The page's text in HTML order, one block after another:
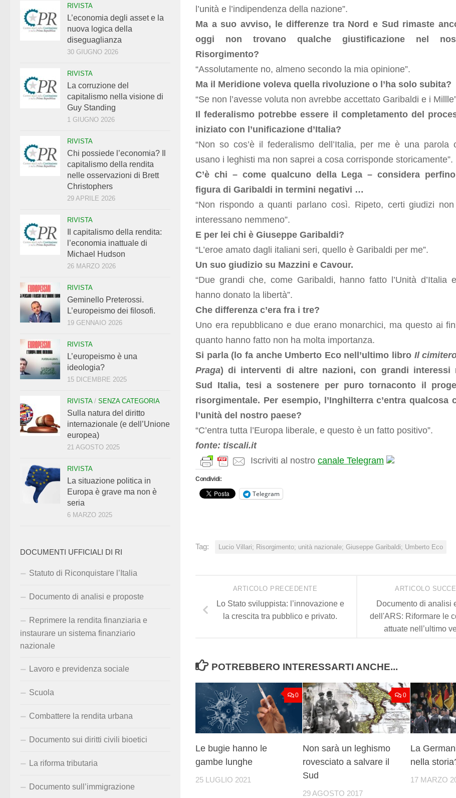
l’unità e l’indipendenza della nazione”.
Ma a suo avviso, le differenze tra Nord e Sud rimaste
oggi non trovano qualche giustificazione nel
Risorgimento?
“Assolutamente no, almeno secondo la mia opinione”.
Ma il Meridione voleva quella rivoluzione o l’ha solo subita?
“Se non l’avesse voluta non avrebbe accettato Garibaldi e i
Il federalismo potrebbe essere il completamento del
iniziato con l’unificazione d’Italia?
“Non so cos’è il federalismo dell’Italia, per me è una parola
usano i leghisti ma non saprei a cosa corrisponde storicamente”.
C’è chi – come qualcuno della Lega – considera
figura di Garibaldi in termini negativi …
“Non rispondo a quanti parlano così. Ripeto, certi giudizi
interessano nemmeno”.
E per lei chi è Giuseppe Garibaldi?
“L’eroe amato dagli italiani seri, quello è Garibaldi per me”.
Un suo giudizio su Mazzini e Cavour.
“Due grandi che, come Garibaldi, hanno fatto l’Unità d’Italia
hanno donato la libertà”.
Che differenza c’era fra i tre?
Uno era repubblicano e due erano monarchici, ma questo ai
quanto hanno fatto non ha molta importanza.
Si parla (lo fa anche Umberto Eco nell’ultimo libro Il
Praga) di interventi di altre nazioni, con grandi interessi
Sud Italia, tesi a sostenere per puro tornaconto il
risorgimentale. Per esempio, l’Inghilterra c’entra qualcosa
l’unità del nostro paese?
“C’entra tutta l’Europa liberale, e questo è un fatto positivo”.
fonte: tiscali.it
Iscriviti al nostro canale Telegram
Condividi:
Telegram
Tag: Lucio Villari; Risorgimento; unità nazionale; Giuseppe Garibaldi; Umberto Eco
ARTICOLO
Documento di analisi
dell'ARS: Riformare le
attuate nell’ultimo
ARTICOLO PRECEDENTE
Lo Stato sviluppista: l’innovazione e
la crescita tra pubblico e privato.
POTREBBERO INTERESSARTI ANCHE...
0
Le bugie hanno le
gambe lunghe
25 LUGLIO 2021
0
Non sarà un leghismo
rovesciato a salvare il
Sud
29 AGOSTO 2017
La
nella
17 MARZO
RIVISTA
L’economia degli asset e la
nuova logica della
diseguaglianza
30 GIUGNO 2026
RIVISTA
La corruzione del
capitalismo nella visione di
Guy Standing
1 GIUGNO 2026
RIVISTA
Chi possiede l’economia? Il
capitalismo della rendita
nelle osservazioni di Brett
Christophers
29 APRILE 2026
RIVISTA
Il capitalismo della rendita:
l’economia inattuale di
Michael Hudson
26 MARZO 2026
RIVISTA
Geminello Preterossi.
L’europeismo dei filosofi.
19 GENNAIO 2026
RIVISTA
L’europeismo è una
ideologia?
15 DICEMBRE 2025
RIVISTA/ SENZA CATEGORIA
Sulla natura del diritto
internazionale (e dell’Unione
europea)
21 AGOSTO 2025
RIVISTA
La situazione politica in
Europa è grave ma non è
seria
6 MARZO 2025
DOCUMENTI UFFICIALI DI RI
Statuto di Riconquistare l’Italia
Documento di analisi e proposte
Reprimere la rendita finanziaria e
instaurare un sistema finanziario
nazionale
Lavoro e previdenza sociale
Scuola
Combattere la rendita urbana
Documento sui diritti civili bioetici
La riforma tributaria
Documento sull’immigrazione